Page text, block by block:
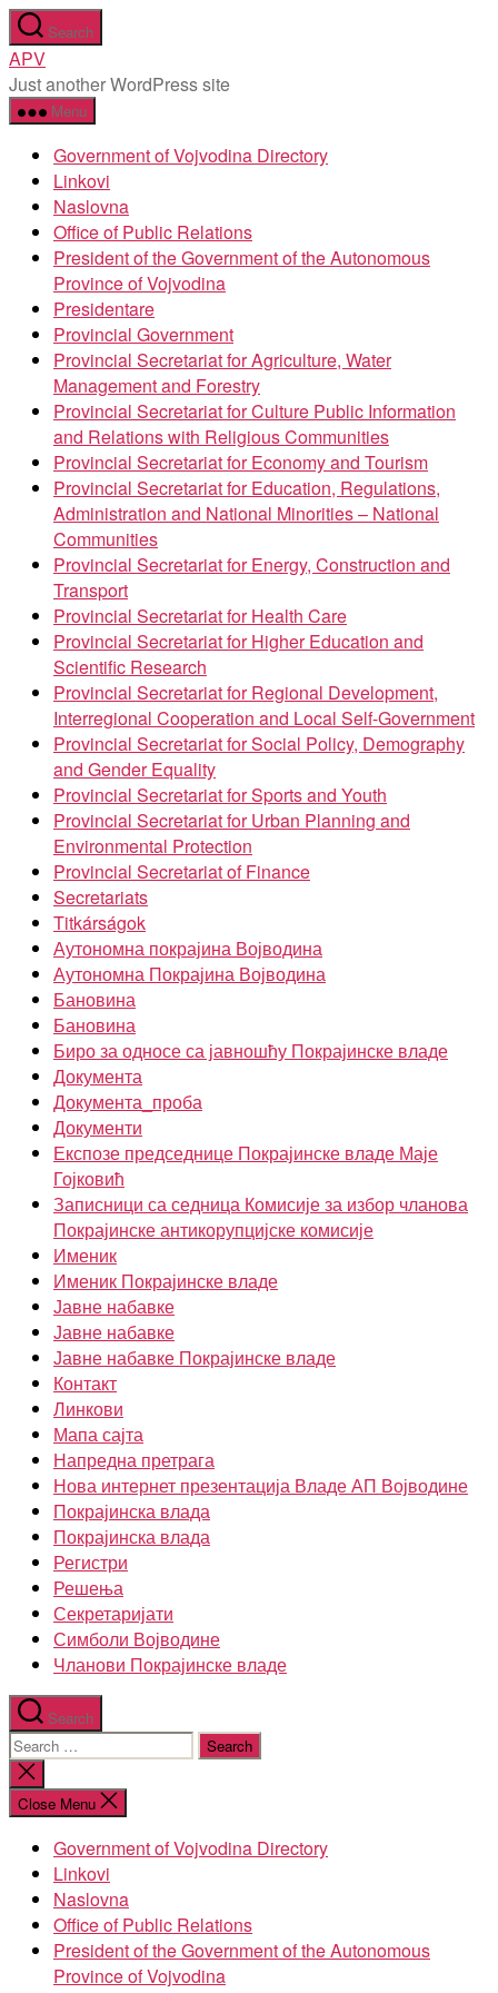
Skip
to
the
content
Search
APV
Just another WordPress site
Menu
Government of Vojvodina Directory
Linkovi
Naslovna
Office of Public Relations
President of the Government of the Autonomous
Province of Vojvodina
Presidentare
Provincial Government
Provincial Secretariat for Agriculture, Water
Management and Forestry
Provincial Secretariat for Culture Public Information
and Relations with Religious Communities
Provincial Secretariat for Economy and Tourism
Provincial Secretariat for Education, Regulations,
Administration and National Minorities – National
Communities
Provincial Secretariat for Energy, Construction and
Transport
Provincial Secretariat for Health Care
Provincial Secretariat for Higher Education and
Scientific Research
Provincial Secretariat for Regional Development,
Interregional Cooperation and Local Self-Government
Provincial Secretariat for Social Policy, Demography
and Gender Equality
Provincial Secretariat for Sports and Youth
Provincial Secretariat for Urban Planning and
Environmental Protection
Provincial Secretariat of Finance
Secretariats
Titkárságok
Аутономна покрајина Војводина
Аутономна Покрајина Војводина
Бановина
Бановина
Биро за односе са јавношћу Покрајинске владе
Документа
Документа_проба
Документи
Експозе председнице Покрајинске владе Маје
Гојковић
Записници са седница Комисије за избор чланова
Покрајинске антикорупцијске комисије
Именик
Именик Покрајинске владе
Јавне набавке
Јавне набавке
Јавне набавке Покрајинске владе
Контакт
Линкови
Мапа сајта
Напредна претрага
Нова интернет презентација Владе АП Војводине
Покрајинска влада
Покрајинска влада
Регистри
Решења
Секретаријати
Симболи Војводине
Чланови Покрајинске владе
Search
Search
for:
Close
search
Close Menu
Government of Vojvodina Directory
Linkovi
Naslovna
Office of Public Relations
President of the Government of the Autonomous
Province of Vojvodina